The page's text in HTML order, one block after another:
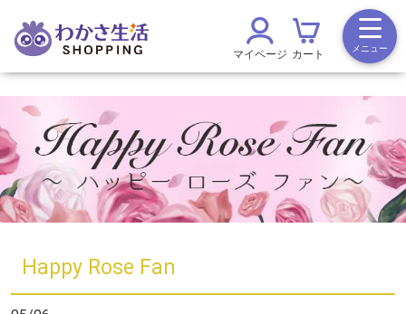
マイページ カート メニュー
Happy Rose Fan